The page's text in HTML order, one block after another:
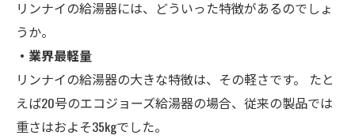
リンナイの給湯器には、どういった特徴があるのでしょ
うか。
・ 業界最軽量
リンナイの給湯器の大きな特徴は、その軽さです。 たと
えば20号のエコジョーズ給湯器の場合、従来の製品では
重さはおよそ35kgでした。